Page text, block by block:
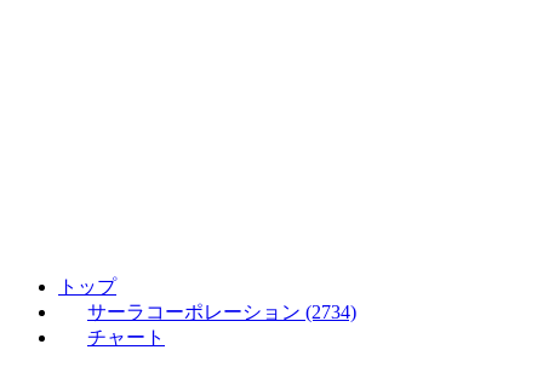
トップ
サーラコーポレーション (2734)
チャート